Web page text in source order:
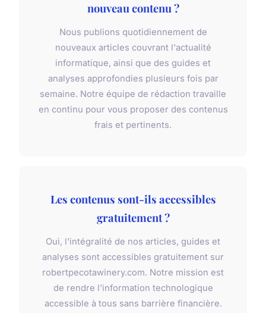
nouveau contenu ?
Nous publions quotidiennement de
nouveaux articles couvrant l'actualité
informatique, ainsi que des guides et
analyses approfondies plusieurs fois par
semaine. Notre équipe de rédaction travaille
en continu pour vous proposer des contenus
frais et pertinents.
Les contenus sont-ils accessibles
gratuitement ?
Oui, l'intégralité de nos articles, guides et
analyses sont accessibles gratuitement sur
robertpecotawinery.com. Notre mission est
de rendre l'information technologique
accessible à tous sans barrière financière.